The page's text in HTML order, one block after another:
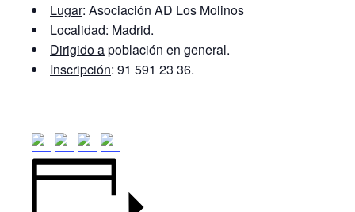
Lugar: Asociación AD Los Molinos
Localidad: Madrid.
Dirigido apoblación en general.
Inscripción: 91 591 23 36.